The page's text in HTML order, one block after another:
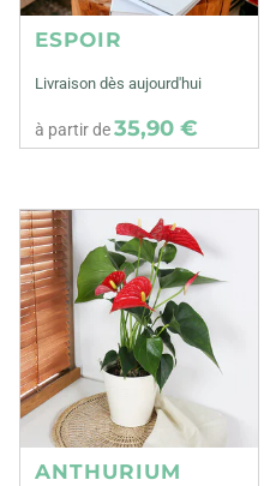
ESPOIR
Livraison dès aujourd'hui
à partir de35,90 €
ANTHURIUM